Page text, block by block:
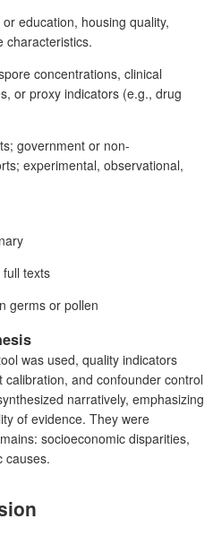
education, housing quality,
characteristics.
concentrations, clinical
or proxy indicators (e.g., drug
government or non-
experimental, observational,
texts
germs or pollen
was used, quality indicators
and confounder control
narratively, emphasizing
of evidence. They were
socioeconomic disparities,
causes.